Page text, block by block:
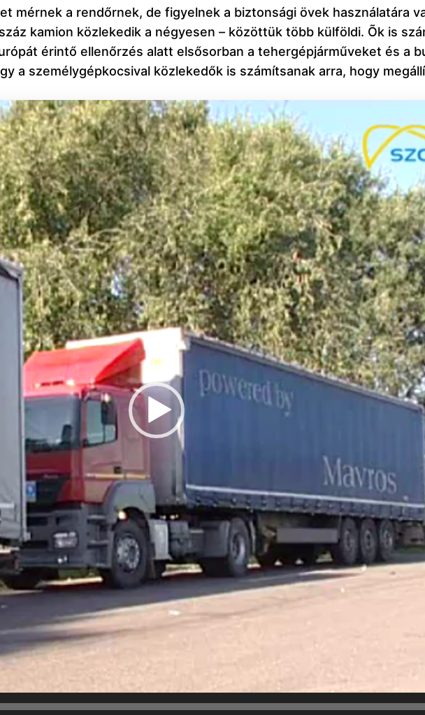
mérnek a rendőrnek, de figyelnek a biztonsági övek használatára
kamion közlekedik a négyesen – közöttük több külföldi. Õk is
érintő ellenőrzés alatt elsősorban a tehergépjárműveket és a
a személygépkocsival közlekedők is számítsanak arra, hogy